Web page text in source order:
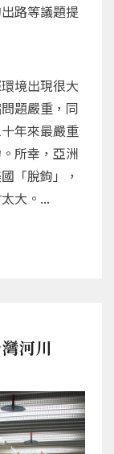
路等議題提
境出現很大
題嚴重，同
年來最嚴重
所幸，亞洲
「脫鉤」，
大。...
河川